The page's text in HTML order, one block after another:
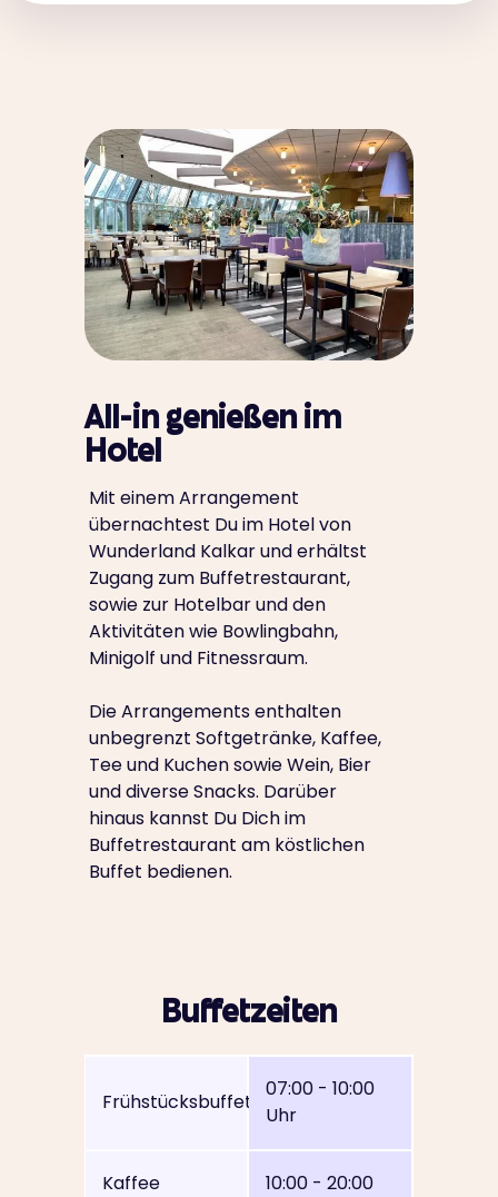
All-in genießen im
Hotel
Mit einem Arrangement
übernachtest Du im Hotel von
Wunderland Kalkar und erhältst
Zugang zum Buffetrestaurant,
sowie zur Hotelbar und den
Aktivitäten wie Bowlingbahn,
Minigolf und Fitnessraum.
Die Arrangements enthalten
unbegrenzt Softgetränke, Kaffee,
Tee und Kuchen sowie Wein, Bier
und diverse Snacks. Darüber
hinaus kannst Du Dich im
Buffetrestaurant am köstlichen
Buffet bedienen.
Buffetzeiten
Frühstücksbuffet
07:00 - 10:00
Uhr
Kaffee 10:00 - 20:00